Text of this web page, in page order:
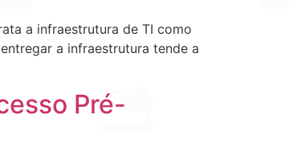
a infraestrutura de TI como
a infraestrutura tende a
Pré-